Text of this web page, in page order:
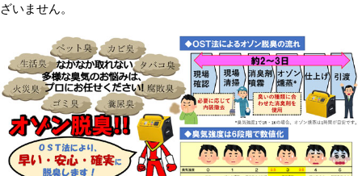
ざいません。